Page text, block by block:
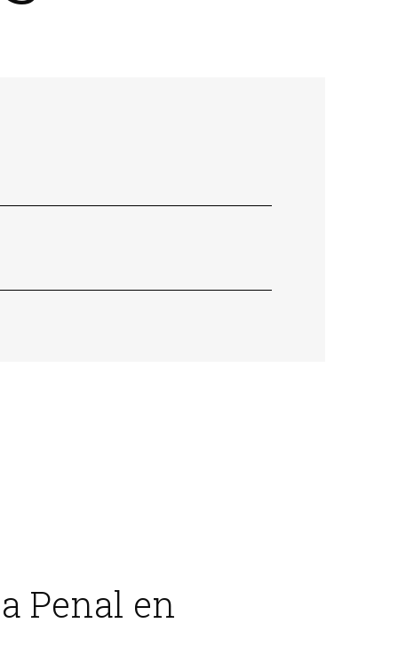
Penal en